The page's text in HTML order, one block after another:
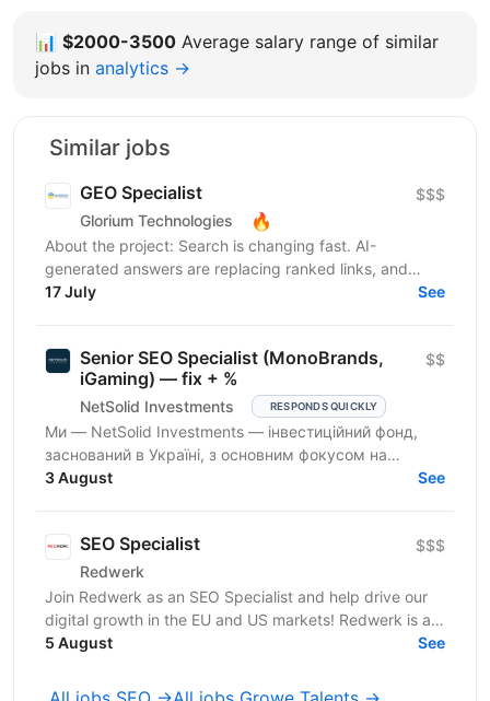
📊 $2000-3500 Average salary range of similar
jobs in analytics →
Similar jobs
GEO Specialist
Glorium Technologies 🔥
$$$
About the project: Search is changing fast. AI-
generated answers are replacing ranked links, and
brands that aren't visible inside those answers are
17 July See
Senior SEO Specialist (MonoBrands,
iGaming) — fix + %
NetSolid Investments RESPONDS QUICKLY
$$
Ми — NetSolid Investments — інвестиційний фонд,
заснований в Україні, з основним фокусом на
SMART-інвестиції. Наша екосистема — це простір,
3 August See
SEO Specialist
Redwerk
$$$
Join Redwerk as an SEO Specialist and help drive our
digital growth in the EU and US markets! Redwerk is a
software development company delivering custom...
5 August See